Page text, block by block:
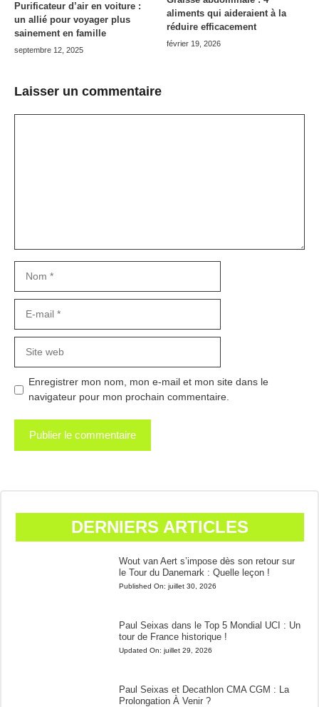
Purificateur d’air en voiture :
un allié pour voyager plus
sainement en famille
septembre 12, 2025
aliments qui aideraient à la
réduire efficacement
février 19, 2026
Laisser un commentaire
mail
web
Enregistrer mon nom, mon e-mail et mon site dans le
navigateur pour mon prochain commentaire.
DERNIERS ARTICLES
Wout van Aert s’impose dès son retour sur
le Tour du Danemark : Quelle leçon !
Published On: juillet 30, 2026
Paul Seixas dans le Top 5 Mondial UCI : Un
tour de France historique !
Updated On: juillet 29, 2026
Paul Seixas et Decathlon CMA CGM : La
Prolongation À Venir ?